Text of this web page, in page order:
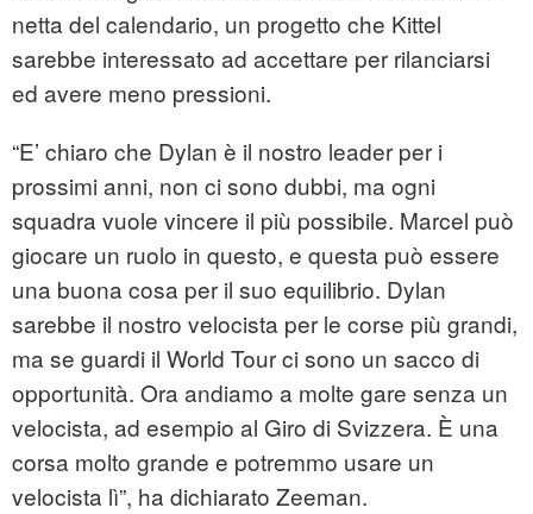
netta del calendario, un progetto che Kittel
sarebbe interessato ad accettare per rilanciarsi
ed avere meno pressioni.
“E’ chiaro che Dylan è il nostro leader per i
prossimi anni, non ci sono dubbi, ma ogni
squadra vuole vincere il più possibile. Marcel può
giocare un ruolo in questo, e questa può essere
una buona cosa per il suo equilibrio. Dylan
sarebbe il nostro velocista per le corse più grandi,
ma se guardi il World Tour ci sono un sacco di
opportunità. Ora andiamo a molte gare senza un
velocista, ad esempio al Giro di Svizzera. È una
corsa molto grande e potremmo usare un
velocista lì”, ha dichiarato Zeeman.